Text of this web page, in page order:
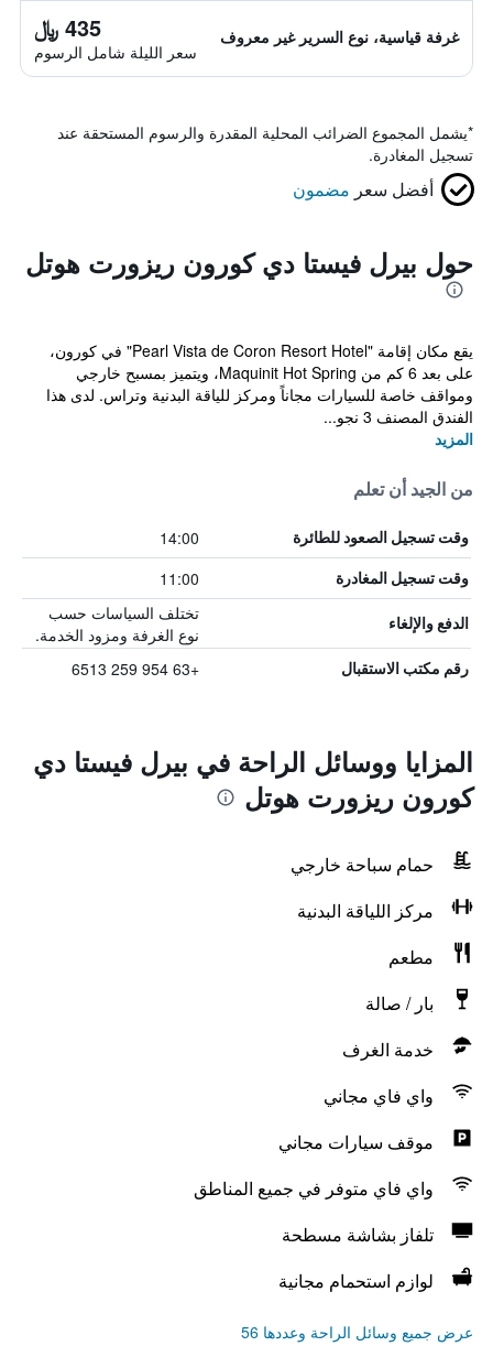
غرفة قياسية، نوع السرير غير معروف 435 ﷼
سعر الليلة شامل الرسوم
*يشمل المجموع الضرائب المحلية المقدرة والرسوم المستحقة عند
تسجيل المغادرة.
أفضل سعر مضمون
حول بيرل فيستا دي كورون ريزورت هوتل
يقع مكان إقامة "Pearl Vista de Coron Resort Hotel" في كورون،
على بعد 6 كم من Maquinit Hot Spring، ويتميز بمسبح خارجي
ومواقف خاصة للسيارات مجاناً ومركز للياقة البدنية وتراس. لدى هذا
الفندق المصنف 3 نجو...
المزيد
من الجيد أن تعلم
وقت تسجيل الصعود للطائرة 14:00
وقت تسجيل المغادرة 11:00
الدفع والإلغاء
تختلف السياسات حسب
نوع الغرفة ومزود الخدمة.
رقم مكتب الاستقبال +63 954 259 6513
المزايا ووسائل الراحة في بيرل فيستا دي
كورون ريزورت هوتل
حمام سباحة خارجي
مركز اللياقة البدنية
مطعم
بار / صالة
خدمة الغرف
واي فاي مجاني
موقف سيارات مجاني
واي فاي متوفر في جميع المناطق
تلفاز بشاشة مسطحة
لوازم استحمام مجانية
عرض جميع وسائل الراحة وعددها 56